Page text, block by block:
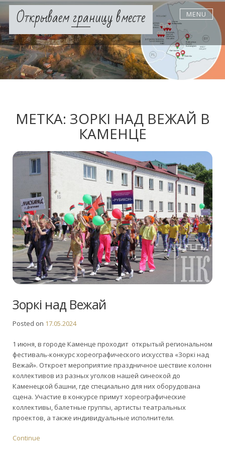
Skip
contentОткрываем границу вместе MENU
МЕТКА: ЗОРКI НАД ВЕЖАЙ В
КАМЕНЦЕ
Зоркi над Вежай
Posted on 17.05.2024
1 июня, в городе Каменце проходит открытый региональном
фестиваль-конкурс хореографического искусства «Зоркi над
Вежай». Откроет мероприятие праздничное шествие колонн
коллективов из разных уголков нашей синеокой до
Каменецкой башни, где специально для них оборудована
сцена. Участие в конкурсе примут хореографические
коллективы, балетные группы, артисты театральных
проектов, а также индивидуальные исполнители.
Continue